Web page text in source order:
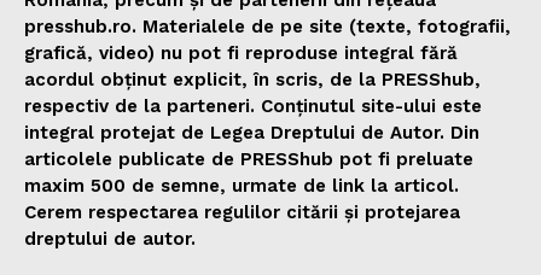
presshub.ro. Materialele de pe site (texte, fotografii,
grafică, video) nu pot fi reproduse integral fără
acordul obținut explicit, în scris, de la PRESShub,
respectiv de la parteneri. Conținutul site-ului este
integral protejat de Legea Dreptului de Autor. Din
articolele publicate de PRESShub pot fi preluate
maxim 500 de semne, urmate de link la articol.
Cerem respectarea regulilor citării și protejarea
dreptului de autor.